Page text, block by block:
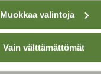
Muokkaa valintoja
Vain välttämättömät
Suomen